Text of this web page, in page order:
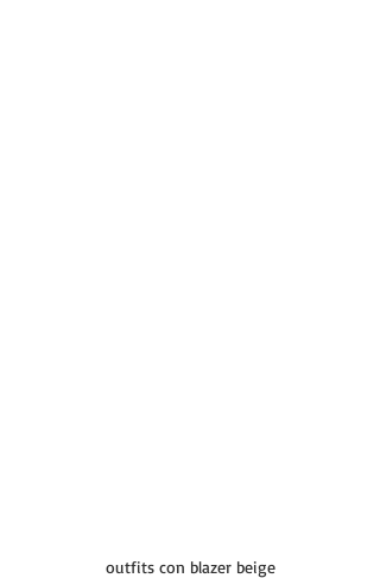
outfits con blazer beige